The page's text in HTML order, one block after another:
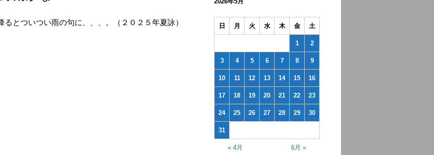
るとついつい雨の句に、、、。（２０２５年夏詠） 日 月 火 水 木 金 土
1 2
3 4 5 6 7 8 9
10 11 12 13 14 15 16
17 18 19 20 21 22 23
24 25 26 27 28 29 30
31
« 4月 6月 »